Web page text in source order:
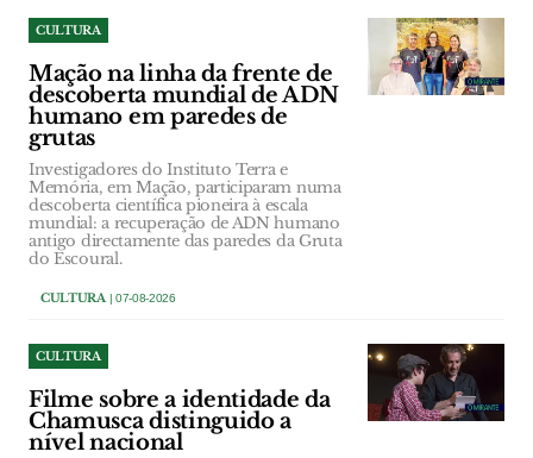
CULTURA
Mação na linha da frente de
descoberta mundial de ADN
humano em paredes de
grutas
Investigadores do Instituto Terra e
Memória, em Mação, participaram numa
descoberta científica pioneira à escala
mundial: a recuperação de ADN humano
antigo directamente das paredes da Gruta
do Escoural.
CULTURA| 07-08-2026
CULTURA
Filme sobre a identidade da
Chamusca distinguido a
nível nacional